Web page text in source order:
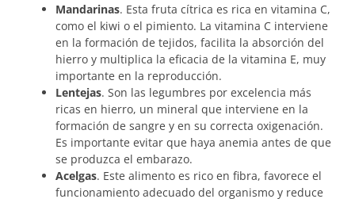
Mandarinas. Esta fruta cítrica es rica en vitamina C,
como el kiwi o el pimiento. La vitamina C interviene
en la formación de tejidos, facilita la absorción del
hierro y multiplica la eficacia de la vitamina E, muy
importante en la reproducción.
Lentejas. Son las legumbres por excelencia más
ricas en hierro, un mineral que interviene en la
formación de sangre y en su correcta oxigenación.
Es importante evitar que haya anemia antes de que
se produzca el embarazo.
Acelgas. Este alimento es rico en fibra, favorece el
funcionamiento adecuado del organismo y reduce